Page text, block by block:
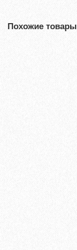
Похожие товары